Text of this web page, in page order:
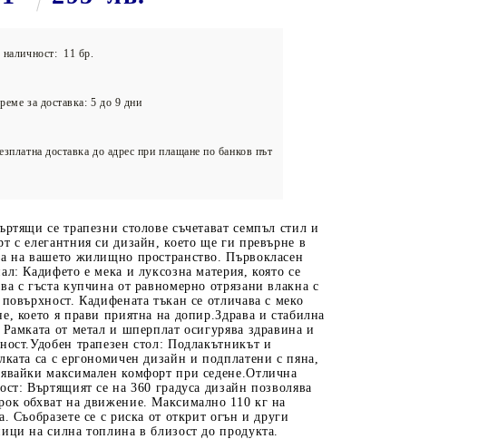
11 бр.
за доставка: 5 до 9 дни
доставка до адрес при плащане по банков път
се трапезни столове съчетават семпъл стил и
с елегантния си дизайн, което ще ги превърне в
на вашето жилищно пространство. Първокласен
Кадифето е мека и луксозна материя, която се
с гъста купчина от равномерно отрязани влакна с
повърхност. Кадифената тъкан се отличава с меко
което я прави приятна на допир.Здрава и стабилна
от метал и шперплат осигурява здравина и
трапезен стол: Подлакътникът и
са с ергономичен дизайн и подплатени с пяна,
максимален комфорт при седене.Отлична
Въртящият се на 360 градуса дизайн позволява
обхват на движение. Максимално 110 кг на
Съобразете се с риска от открит огън и други
на силна топлина в близост до продукта.